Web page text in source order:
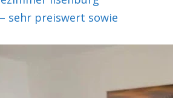
sehr preiswert sowie